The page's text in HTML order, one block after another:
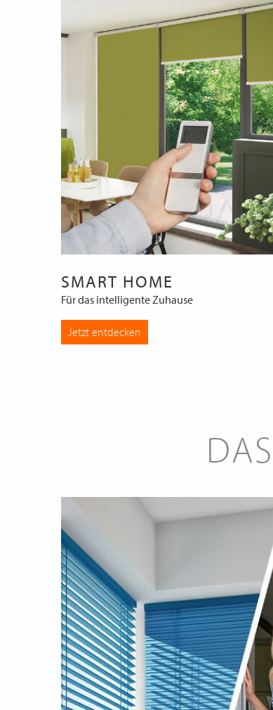
SMART HOME
Für das intelligente Zuhause
Jetzt entdecken